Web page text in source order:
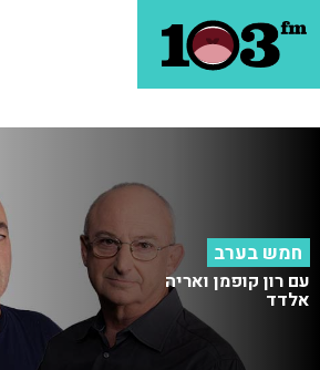
חמש בערב
עם רון קופמן ואריה
אלדד